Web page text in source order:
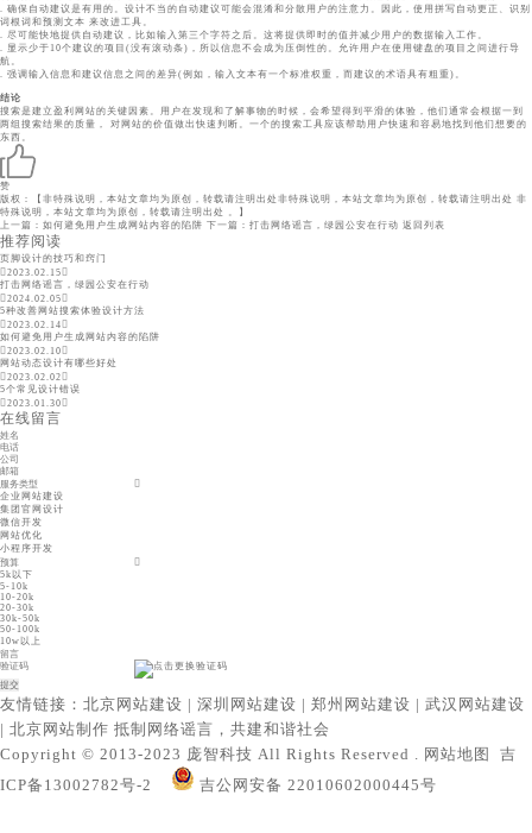
. 确保自动建议是有用的。设计不当的自动建议可能会混淆和分散用户的注意力。因此，使用拼写自动更正、识别
词根词和预测文本 来改进工具。
. 尽可能快地提供自动建议，比如输入第三个字符之后。这将提供即时的值并减少用户的数据输入工作。
. 显示少于10个建议的项目(没有滚动条)，所以信息不会成为压倒性的。允许用户在使用键盘的项目之间进行导
航。
. 强调输入信息和建议信息之间的差异(例如，输入文本有一个标准权重，而建议的术语具有粗重)。
结论
搜索是建立盈利网站的关键因素。用户在发现和了解事物的时候，会希望得到平滑的体验，他们通常会根据一到
两组搜索结果的质量， 对网站的价值做出快速判断。一个的搜索工具应该帮助用户快速和容易地找到他们想要的
东西。
赞
版权：【非特殊说明，本站文章均为原创，转载请注明出处非特殊说明，本站文章均为原创，转载请注明出处 非
特殊说明，本站文章均为原创，转载请注明出处 。】
上一篇：如何避免用户生成网站内容的陷阱 下一篇：打击网络谣言，绿园公安在行动 返回列表
推荐阅读
页脚设计的技巧和窍门
2023.02.15
打击网络谣言，绿园公安在行动
2024.02.05
5种改善网站搜索体验设计方法
2023.02.14
如何避免用户生成网站内容的陷阱
2023.02.10
网站动态设计有哪些好处
2023.02.02
5个常见设计错误
2023.01.30
在线留言
企业网站建设
集团官网设计
微信开发
网站优化
小程序开发
5k以下
5-10k
10-20k
20-30k
30k-50k
50-100k
10w以上
友情链接： 北京网站建设 | 深圳网站建设 | 郑州网站建设 | 武汉网站建设
| 北京网站制作 抵制网络谣言，共建和谐社会
Copyright © 2013-2023 庞智科技 All Rights Reserved . 网站地图
吉
ICP备13002782号-2
吉公网安备 22010602000445号